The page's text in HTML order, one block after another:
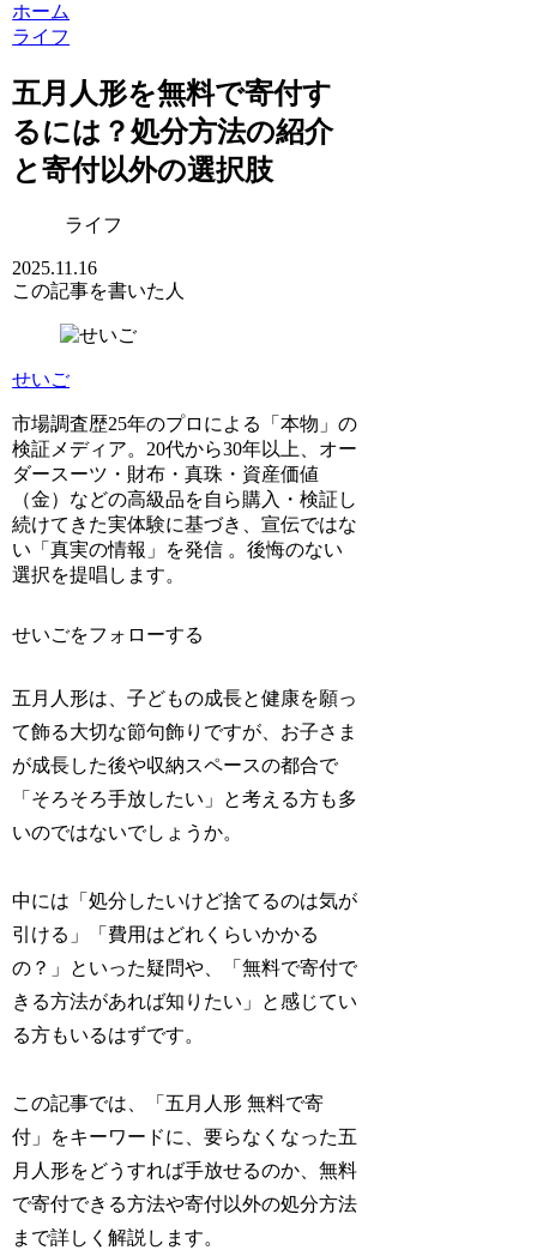
ホーム
ライフ
五月人形を無料で寄付す
るには？処分方法の紹介
と寄付以外の選択肢
ライフ
2025.11.16
この記事を書いた人
せいご
市場調査歴25年のプロによる「本物」の
検証メディア。20代から30年以上、オー
ダースーツ・財布・真珠・資産価値
（金）などの高級品を自ら購入・検証し
続けてきた実体験に基づき、宣伝ではな
い「真実の情報」を発信 。後悔のない
選択を提唱します。
せいごをフォローする
五月人形は、子どもの成長と健康を願っ
て飾る大切な節句飾りですが、お子さま
が成長した後や収納スペースの都合で
「そろそろ手放したい」と考える方も多
いのではないでしょうか。
中には「処分したいけど捨てるのは気が
引ける」「費用はどれくらいかかる
の？」といった疑問や、「無料で寄付で
きる方法があれば知りたい」と感じてい
る方もいるはずです。
この記事では、「五月人形 無料で寄
付」をキーワードに、要らなくなった五
月人形をどうすれば手放せるのか、無料
で寄付できる方法や寄付以外の処分方法
まで詳しく解説します。